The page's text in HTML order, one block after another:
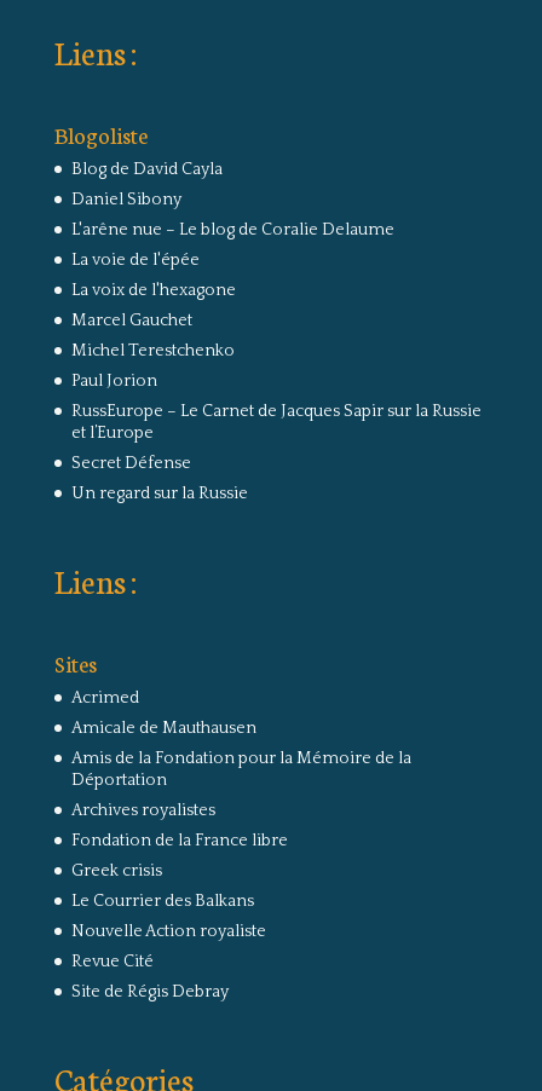
Liens :
Blogoliste
Blog de David Cayla
Daniel Sibony
L'arêne nue – Le blog de Coralie Delaume
La voie de l'épée
La voix de l'hexagone
Marcel Gauchet
Michel Terestchenko
Paul Jorion
RussEurope – Le Carnet de Jacques Sapir sur la Russie
et l’Europe
Secret Défense
Un regard sur la Russie
Liens :
Sites
Acrimed
Amicale de Mauthausen
Amis de la Fondation pour la Mémoire de la
Déportation
Archives royalistes
Fondation de la France libre
Greek crisis
Le Courrier des Balkans
Nouvelle Action royaliste
Revue Cité
Site de Régis Debray
Catégories